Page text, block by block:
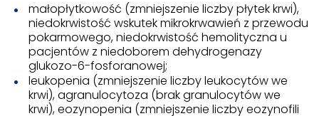
małopłytkowość (zmniejszenie liczby płytek krwi),
niedokrwistość wskutek mikrokrwawień z przewodu
pokarmowego, niedokrwistość hemolityczna u
pacjentów z niedoborem dehydrogenazy
glukozo-6-fosforanowej;
leukopenia (zmniejszenie liczby leukocytów we
krwi), agranulocytoza (brak granulocytów we
krwi), eozynopenia (zmniejszenie liczby eozynofili